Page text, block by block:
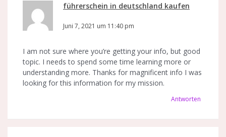
führerschein in deutschland kaufen
sagt:
Juni 7, 2021 um 11:40 pm
I am not sure where you’re getting your info, but good
topic. I needs to spend some time learning more or
understanding more. Thanks for magnificent info I was
looking for this information for my mission.
Antworten